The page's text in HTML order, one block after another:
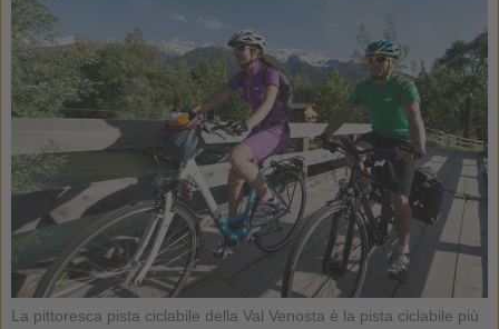
La pittoresca pista ciclabile della Val Venosta è la pista ciclabile più